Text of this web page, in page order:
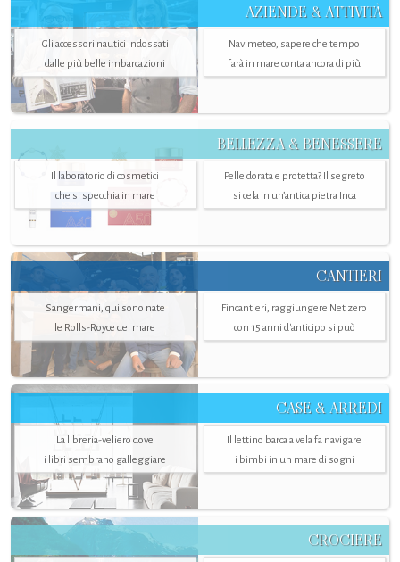
AZIENDE & ATTIVITÀ
Gli accessori nautici indossati
dalle più belle imbarcazioni
Navimeteo, sapere che tempo
farà in mare conta ancora di più
BELLEZZA & BENESSERE
Il laboratorio di cosmetici
che si specchia in mare
Pelle dorata e protetta? Il segreto
si cela in un’antica pietra Inca
CANTIERI
Sangermani, qui sono nate
le Rolls-Royce del mare
Fincantieri, raggiungere Net zero
con 15 anni d'anticipo si può
CASE & ARREDI
La libreria-veliero dove
i libri sembrano galleggiare
Il lettino barca a vela fa navigare
i bimbi in un mare di sogni
CROCIERE